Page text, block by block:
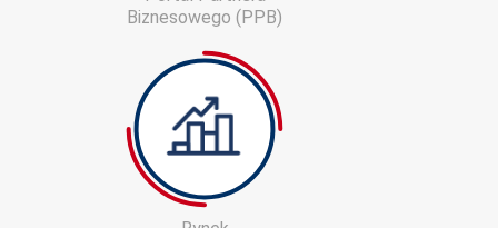
Biznesowego (PPB)